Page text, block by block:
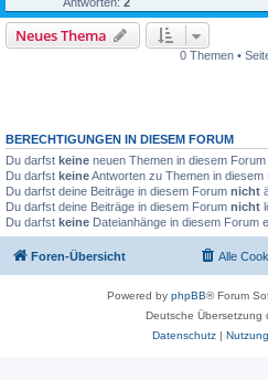
Neues Thema
0 Themen •
BERECHTIGUNGEN IN DIESEM FORUM
Du darfst keine neuen Themen in diesem Forum
Du darfst keineAntworten zu Themen in diesem
Du darfst deine Beiträge in diesem Forum nicht
Du darfst deine Beiträge in diesem Forum nicht
Du darfst keine Dateianhänge in diesem Forum
Foren-Übersicht Alle
Powered by phpBB® Forum
Deutsche Übersetzung
Datenschutz|